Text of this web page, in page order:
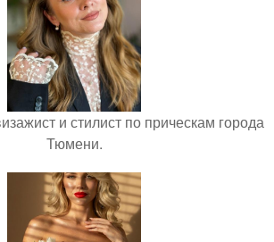
и стилист по прическам города
Тюмени.